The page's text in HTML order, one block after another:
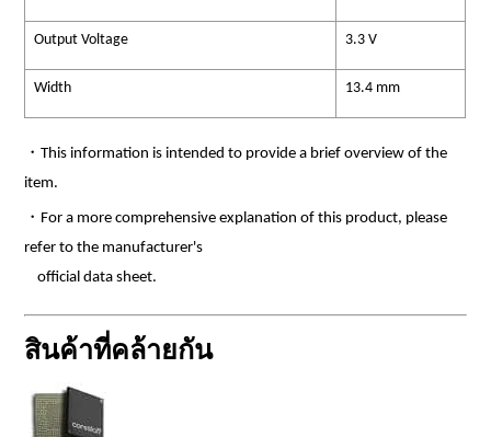
Output Voltage 3.3 V
Width 13.4 mm
・This information is intended to provide a brief overview of the
item.
・For a more comprehensive explanation of this product, please
refer to the manufacturer's
official data sheet.
สินค้าที่คล้ายกัน